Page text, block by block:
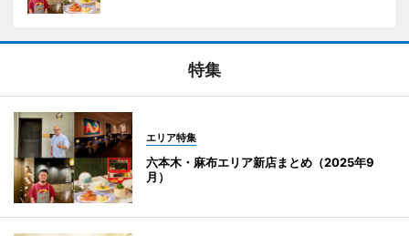
特集
エリア特集
六本木・麻布エリア新店まとめ（2025年9
月）